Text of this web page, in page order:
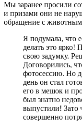
Мы заранее просили
и призами они не
обращение с
Я подумала, что
делать это ярко!
свою задумку.
Договорились,
фотосессию. Но
день он стал
его в мешок и
был знатно
выпустили! Зато
совершенно